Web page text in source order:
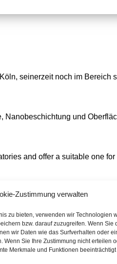
Zustimmung verwalten
zu bieten, verwenden wir Technologien
bzw. darauf zuzugreifen. Wenn Sie
wir Daten wie das Surfverhalten oder
Wenn Sie Ihre Zustimmung nicht erteilen
Merkmale und Funktionen beeinträchtigt
seinerzeit noch im
und
and offer a suitable one